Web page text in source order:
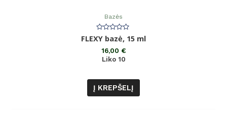
Bazės
Įvertinimas:
0
FLEXY bazė, 15 ml
16,00 €
Liko 10
Į KREPŠELĮ